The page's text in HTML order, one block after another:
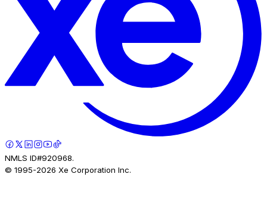
NMLS ID#920968.
© 1995-2026 Xe Corporation Inc.